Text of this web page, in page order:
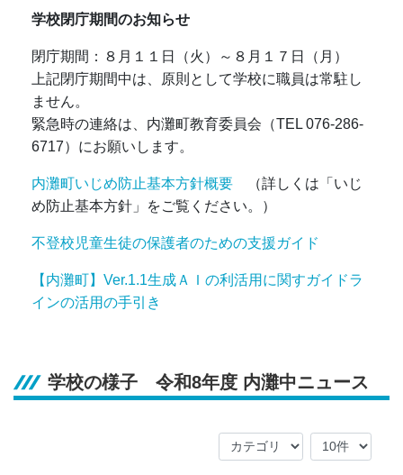
学校閉庁期間のお知らせ
閉庁期間：８月１１日（火）～８月１７日（月）
上記閉庁期間中は、原則として学校に職員は常駐し
ません。
緊急時の連絡は、内灘町教育委員会（TEL 076-286-
6717）にお願いします。
内灘町いじめ防止基本方針概要 （詳しくは「いじ
め防止基本方針」をご覧ください。）
不登校児童生徒の保護者のための支援ガイド
【内灘町】Ver.1.1生成ＡＩの利活用に関すガイドラ
インの活用の手引き
学校の様子 令和8年度 内灘中ニュース